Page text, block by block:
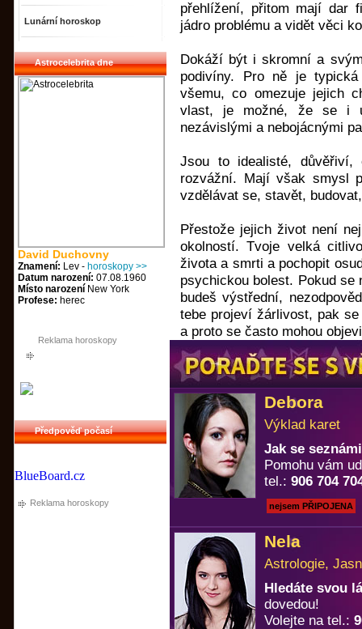
Lunární horoskop
Astrocelebrita dne
David Duchovny
Znamení: Lev - horoskopy >>
Datum narození: 07.08.1960
Místo narození New York
Profese: herec
Reklama horoskopy
Předpověď počasí
BlueBoard.cz
Reklama horoskopy
přehlížení, přitom mají dar
jádro problému a vidět věci
Dokáží být i skromní a
podivíny. Pro ně je
všemu, co omezuje jejich
vlast, je možné, že se i
nezávislými a nebojácnými
Jsou to idealisté, důvěřiví,
rozvážní. Mají však smysl
vzdělávat se, stavět,
Přestože jejich život není
okolností. Tvoje velká
života a smrti a pochopit
psychickou bolest. Pokud
budeš výstřední,
tebe projeví žárlivost, pak
a proto se často mohou
Debora
Výklad karet
Jak se
Pomohu vám
tel.: 906 704
nejsem PŘIPOJENA
Nela
Astrologie,
Hledáte svou
dovedou!
Volejte na tel.: